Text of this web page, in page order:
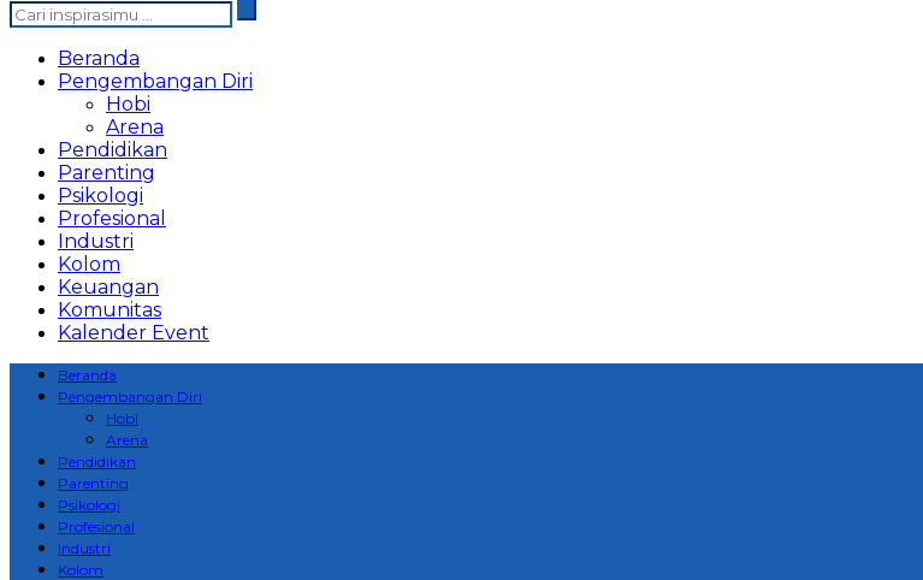
Beranda
Pengembangan Diri
Hobi
Arena
Pendidikan
Parenting
Psikologi
Profesional
Industri
Kolom
Keuangan
Komunitas
Kalender Event
Beranda
Pengembangan Diri
Hobi
Arena
Pendidikan
Parenting
Psikologi
Profesional
Industri
Kolom